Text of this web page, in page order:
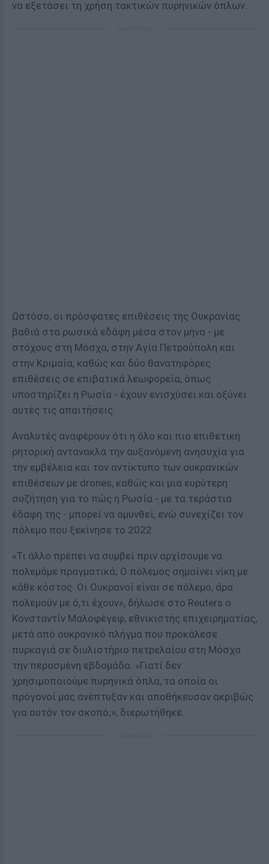
να εξετάσει τη χρήση τακτικών πυρηνικών όπλων.
Ωστόσο, οι πρόσφατες επιθέσεις της Ουκρανίας
βαθιά στα ρωσικά εδάφη μέσα στον μήνα - με
στόχους στη Μόσχα, στην Αγία Πετρούπολη και
στην Κριμαία, καθώς και δύο θανατηφόρες
επιθέσεις σε επιβατικά λεωφορεία, όπως
υποστηρίζει η Ρωσία - έχουν ενισχύσει και οξύνει
αυτές τις απαιτήσεις.
Αναλυτές αναφέρουν ότι η όλο και πιο επιθετική
ρητορική αντανακλά την αυξανόμενη ανησυχία για
την εμβέλεια και τον αντίκτυπο των ουκρανικών
επιθέσεων με drones, καθώς και μια ευρύτερη
συζήτηση για το πώς η Ρωσία - με τα τεράστια
έδαφη της - μπορεί να αμυνθεί, ενώ συνεχίζει τον
πόλεμο που ξεκίνησε το 2022.
«Τι άλλο πρέπει να συμβεί πριν αρχίσουμε να
πολεμάμε πραγματικά; Ο πόλεμος σημαίνει νίκη με
κάθε κόστος. Οι Ουκρανοί είναι σε πόλεμο, άρα
πολεμούν με ό,τι έχουν», δήλωσε στο Reuters ο
Κονσταντίν Μαλοφέγεφ, εθνικιστής επιχειρηματίας,
μετά από ουκρανικό πλήγμα που προκάλεσε
πυρκαγιά σε διυλιστήριο πετρελαίου στη Μόσχα
την περασμένη εβδομάδα. «Γιατί δεν
χρησιμοποιούμε πυρηνικά όπλα, τα οποία οι
πρόγονοί μας ανέπτυξαν και αποθήκευσαν ακριβώς
για αυτόν τον σκοπό;», διερωτήθηκε.